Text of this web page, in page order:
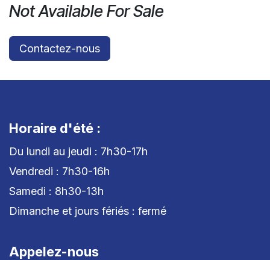
Not Available For Sale
Contactez-nous
Horaire d'été :
Du lundi au jeudi : 7h30-17h
Vendredi : 7h30-16h
Samedi : 8h30-13h
Dimanche et jours fériés : fermé
Appelez-nous